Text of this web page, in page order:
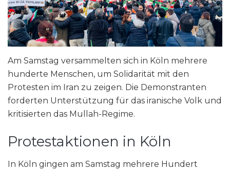
Am Samstag versammelten sich in Köln mehrere
hunderte Menschen, um Solidarität mit den
Protesten im Iran zu zeigen. Die Demonstranten
forderten Unterstützung für das iranische Volk und
kritisierten das Mullah-Regime.
Protestaktionen in Köln
In Köln gingen am Samstag mehrere Hundert